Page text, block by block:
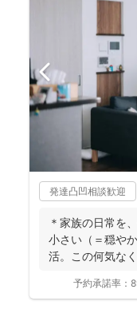
発達凸凹相談歓迎
＊家族の日常を
小さい（＝穏や
活。この何気な
予約承諾率：